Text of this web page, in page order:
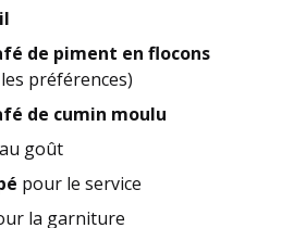
de piment en flocons
préférences)
de cumin moulu
au goût
pour le service
la garniture